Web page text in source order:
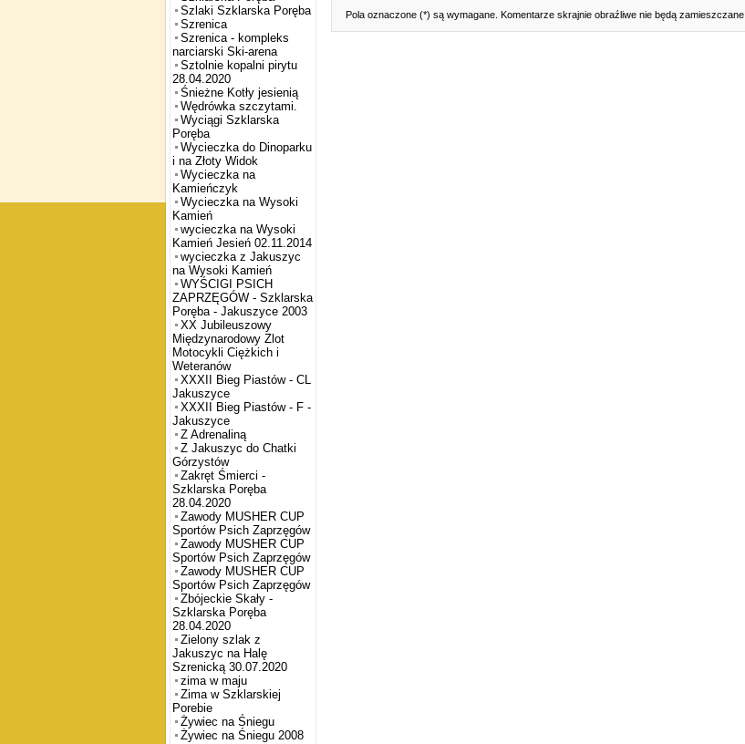
Szlaki Szklarska Poręba
Szrenica
Szrenica - kompleks
narciarski Ski-arena
Sztolnie kopalni pirytu
28.04.2020
Śnieżne Kotły jesienią
Wędrówka szczytami.
Wyciągi Szklarska
Poręba
Wycieczka do Dinoparku
i na Złoty Widok
Wycieczka na
Kamieńczyk
Wycieczka na Wysoki
Kamień
wycieczka na Wysoki
Kamień Jesień 02.11.2014
wycieczka z Jakuszyc
na Wysoki Kamień
WYŚCIGI PSICH
ZAPRZĘGÓW - Szklarska
Poręba - Jakuszyce 2003
XX Jubileuszowy
Międzynarodowy Zlot
Motocykli Ciężkich i
Weteranów
XXXII Bieg Piastów - CL
Jakuszyce
XXXII Bieg Piastów - F -
Jakuszyce
Z Adrenaliną
Z Jakuszyc do Chatki
Górzystów
Zakręt Śmierci -
Szklarska Poręba
28.04.2020
Zawody MUSHER CUP
Sportów Psich Zaprzęgów
Zawody MUSHER CUP
Sportów Psich Zaprzęgów
Zawody MUSHER CUP
Sportów Psich Zaprzęgów
Zbójeckie Skały -
Szklarska Poręba
28.04.2020
Zielony szlak z
Jakuszyc na Halę
Szrenicką 30.07.2020
zima w maju
Zima w Szklarskiej
Porebie
Żywiec na Śniegu
Żywiec na Śniegu 2008
Pola oznaczone (*) są wymagane. Komentarze skrajnie obraźliwe nie będą zamieszczane.